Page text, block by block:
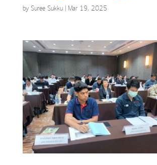
by Suree Sukku| Mar 19, 2025